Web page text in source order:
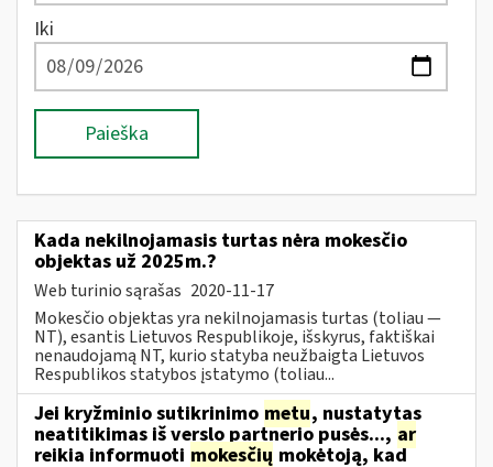
Iki
Paieška
Kada nekilnojamasis turtas nėra mokesčio
objektas už 2025m.?
Web turinio sąrašas 2020-11-17
Mokesčio objektas yra nekilnojamasis turtas (toliau ―
NT), esantis Lietuvos Respublikoje, išskyrus, faktiškai
nenaudojamą NT, kurio statyba neužbaigta Lietuvos
Respublikos statybos įstatymo (toliau...
Jei kryžminio sutikrinimo metu, nustatytas
neatitikimas iš verslo partnerio pusės..., ar
reikia informuoti mokesčių mokėtoją, kad